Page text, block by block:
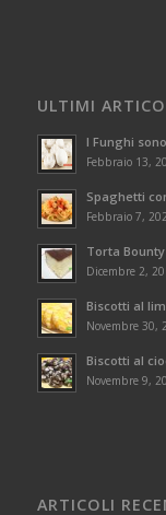
ULTIMI
I Funghi
Febbraio 13,
Spaghetti
Febbraio 7,
Torta
Dicembre 2,
Biscotti al
Novembre 30,
Biscotti al
Novembre 9,
ARTICOLI